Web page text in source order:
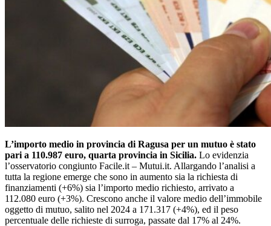
L’importo medio in provincia di Ragusa per un mutuo è stato
pari a 110.987 euro, quarta provincia in Sicilia. Lo evidenzia
l’osservatorio congiunto Facile.it – Mutui.it. Allargando l’analisi a
tutta la regione emerge che sono in aumento sia la richiesta di
finanziamenti (+6%) sia l’importo medio richiesto, arrivato a
112.080 euro (+3%). Crescono anche il valore medio dell’immobile
oggetto di mutuo, salito nel 2024 a 171.317 (+4%), ed il peso
percentuale delle richieste di surroga, passate dal 17% al 24%.